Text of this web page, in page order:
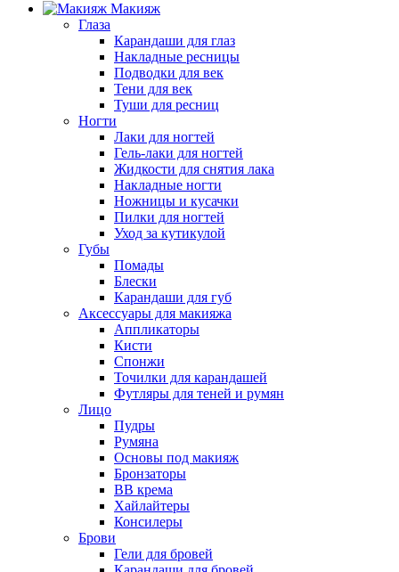
Макияж
Глаза
Карандаши для глаз
Накладные ресницы
Подводки для век
Тени для век
Туши для ресниц
Ногти
Лаки для ногтей
Гель-лаки для ногтей
Жидкости для снятия лака
Накладные ногти
Ножницы и кусачки
Пилки для ногтей
Уход за кутикулой
Губы
Помады
Блески
Карандаши для губ
Аксессуары для макияжа
Аппликаторы
Кисти
Спонжи
Точилки для карандашей
Футляры для теней и румян
Лицо
Пудры
Румяна
Основы под макияж
Бронзаторы
BB крема
Хайлайтеры
Консилеры
Брови
Гели для бровей